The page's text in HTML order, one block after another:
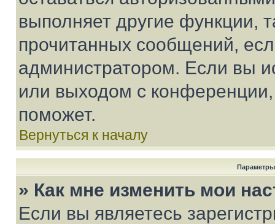
выполняет другие функции,
прочитанных сообщений,
администратором. Если вы
или выходом с
поможет.
Вернуться к началу
Параметры
» Как мне изменить мои
Если вы являетесь